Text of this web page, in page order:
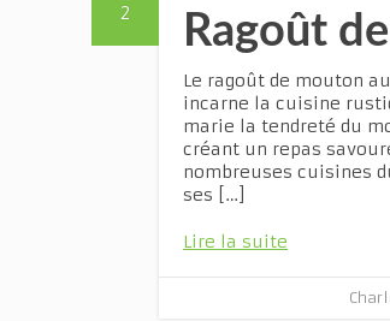
2 Ragoût
Le ragoût de mouton
incarne la cuisine
marie la tendreté du
créant un repas
nombreuses cuisines
ses […]
Lire la suite